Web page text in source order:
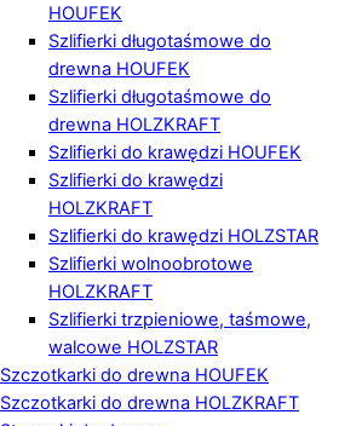
HOUFEK
Szlifierki długotaśmowe do
drewna HOUFEK
Szlifierki długotaśmowe do
drewna HOLZKRAFT
Szlifierki do krawędzi HOUFEK
Szlifierki do krawędzi
HOLZKRAFT
Szlifierki do krawędzi HOLZSTAR
Szlifierki wolnoobrotowe
HOLZKRAFT
Szlifierki trzpieniowe, taśmowe,
walcowe HOLZSTAR
Szczotkarki do drewna HOUFEK
Szczotkarki do drewna HOLZKRAFT